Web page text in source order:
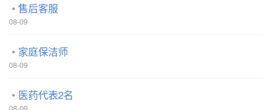
售后客服
08-09
家庭保洁师
08-09
医药代表2名